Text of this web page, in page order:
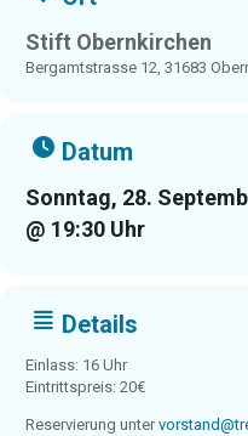
Stift Obernkirchen
Bergamtstrasse 12, 31683
Datum
Sonntag, 28.
@ 19:30 Uhr
Details
Einlass: 16 Uhr
Eintrittspreis: 20€
Reservierung unter